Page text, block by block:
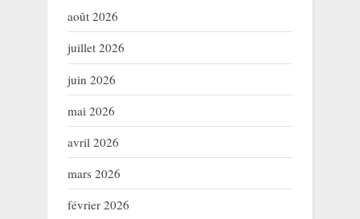
août 2026
juillet 2026
juin 2026
mai 2026
avril 2026
mars 2026
février 2026